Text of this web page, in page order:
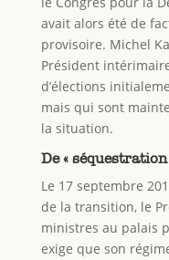
avait alors été de
provisoire. Michel
Président
d’élections
mais qui sont
la situation.
De «
Le 17 septembre
de la transition, le
ministres au palais
exige que son